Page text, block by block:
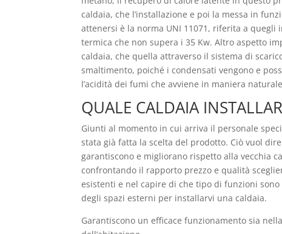
caldaia, che l’installazione e poi la messa in
attenersi è la norma UNI 11071, riferita a
termica che non supera i 35 Kw. Altro aspetto
caldaia, che quella attraverso il sistema di
smaltimento, poiché i condensati vengono e
l’acidità dei fumi che avviene in maniera
QUALE CALDAIA
Giunti al momento in cui arriva il personale
stata già fatta la scelta del prodotto. Ciò vuol
garantiscono e migliorano rispetto alla vecchia
confrontando il rapporto prezzo e qualità
esistenti e nel capire di che tipo di funzioni
degli spazi esterni per installarvi una caldaia.
Garantiscono un efficace funzionamento sia